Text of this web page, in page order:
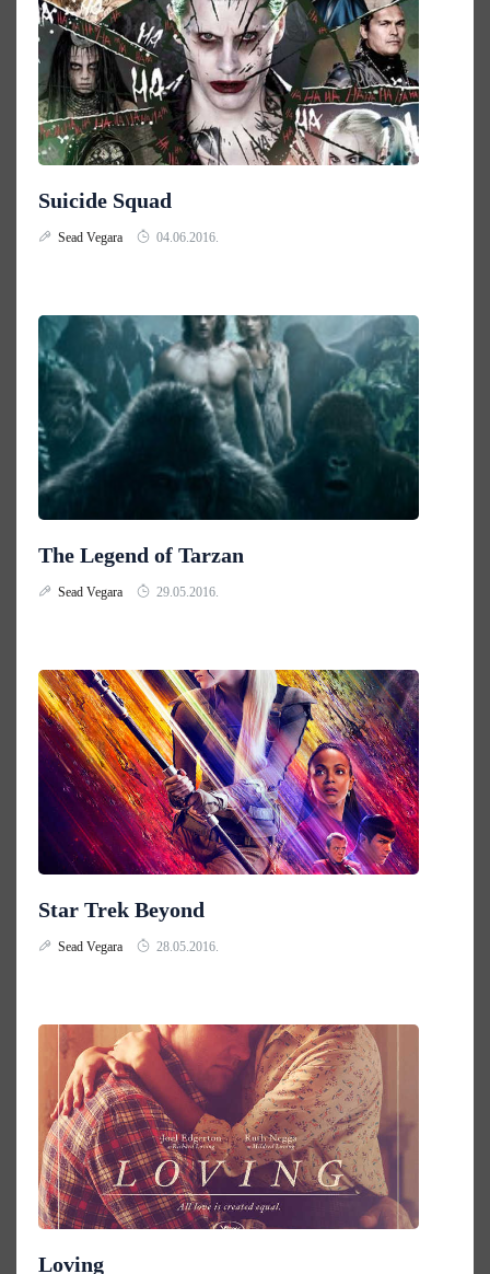
Suicide Squad
Sead Vegara 04.06.2016.
The Legend of Tarzan
Sead Vegara 29.05.2016.
Star Trek Beyond
Sead Vegara 28.05.2016.
Loving